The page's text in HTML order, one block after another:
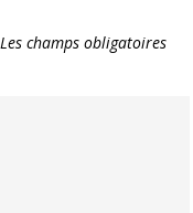
Les champs obligatoires